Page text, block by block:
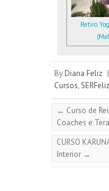
Retiro
By Diana Feliz |
Cursos,SERFeliz
← Curso de
Coaches e
CURSO
Interior →